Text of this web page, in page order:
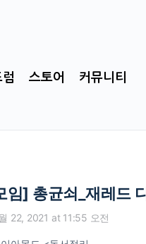
럼 스토어 커뮤니티
임] 총균쇠_재레드
22, 2021 at 11:55 오전